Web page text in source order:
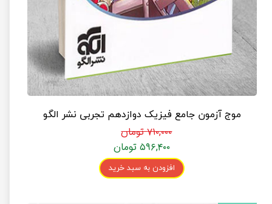
موج آزمون جامع فیزیک دوازدهم تجربی نشر الگو
۷۱۰,۰۰۰ تومان
۵۹۶,۴۰۰ تومان
افزودن به سبد خرید